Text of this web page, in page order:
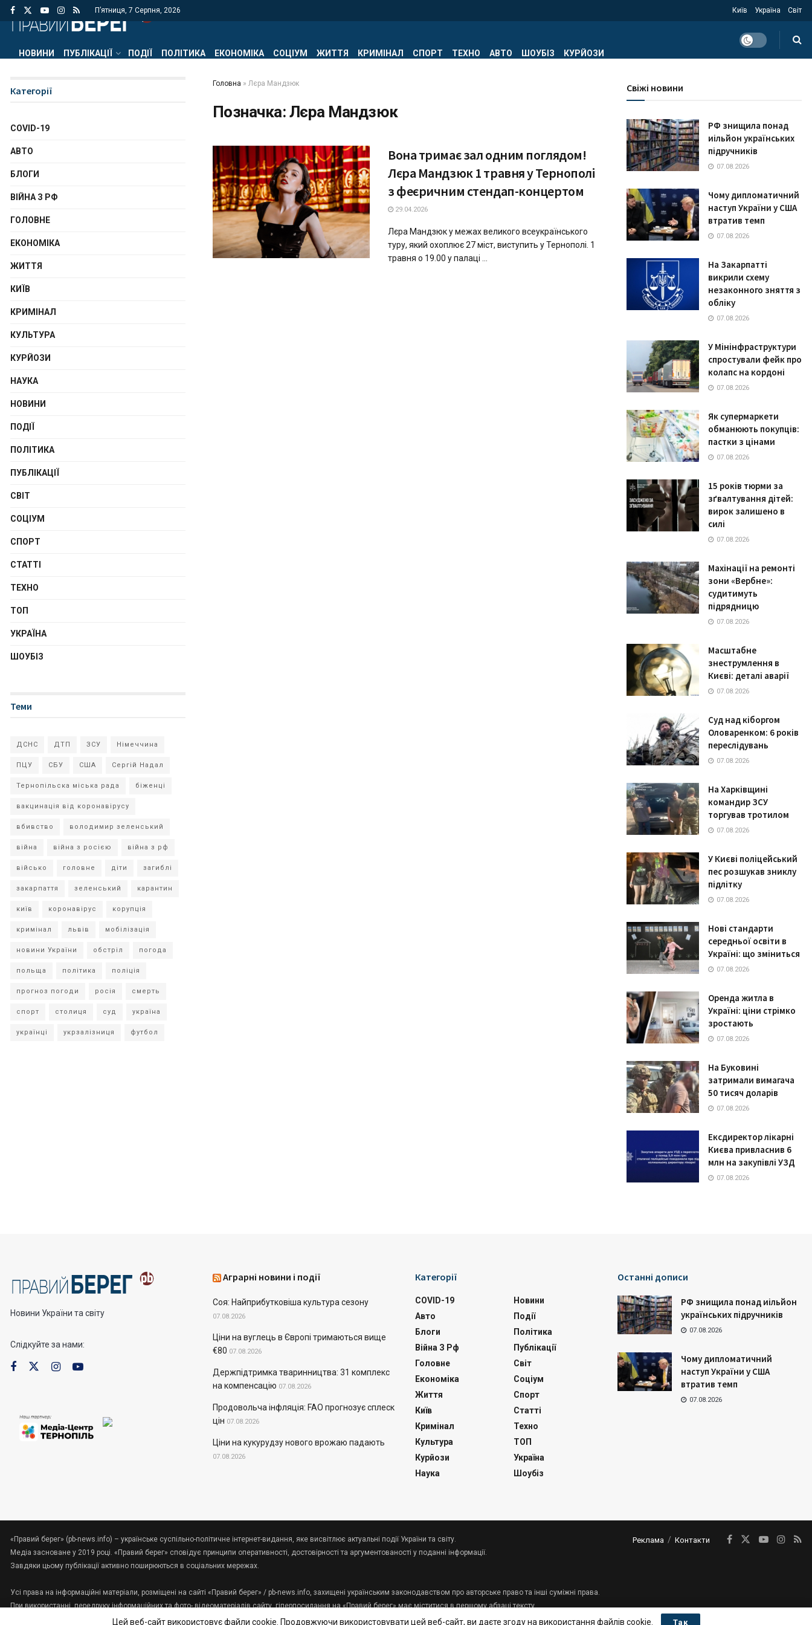
П’ятниця, 7 Серпня, 2026 Київ Україна Світ
НОВИНИ ПУБЛІКАЦІЇ ПОДІЇ ПОЛІТИКА ЕКОНОМІКА СОЦІУМ ЖИТТЯ КРИМІНАЛ СПОРТ ТЕХНО АВТО ШОУБІЗ КУРЙОЗИ
Головна » Лєра Мандзюк
Позначка: Лєра Мандзюк
Вона тримає зал одним поглядом!
Лєра Мандзюк 1 травня у Тернополі
з феєричним стендап-концертом
29.04.2026
Лєра Мандзюк у межах великого всеукраїнського
туру, який охоплює 27 міст, виступить у Тернополі. 1
травня о 19.00 у палаці ...
Категорії
COVID-19
АВТО
БЛОГИ
ВІЙНА З РФ
ГОЛОВНЕ
ЕКОНОМІКА
ЖИТТЯ
КИЇВ
КРИМІНАЛ
КУЛЬТУРА
КУРЙОЗИ
НАУКА
НОВИНИ
ПОДІЇ
ПОЛІТИКА
ПУБЛІКАЦІЇ
СВІТ
СОЦІУМ
СПОРТ
СТАТТІ
ТЕХНО
ТОП
УКРАЇНА
ШОУБІЗ
Теми
ДСНС ДТП ЗСУ Німеччина
ПЦУ СБУ США Сергій Надал
Тернопільска міська рада біженці
вакцинація від коронавірусу
вбивство володимир зеленський
війна війна з росією війна з рф
військо головне діти загиблі
закарпаття зеленський карантин
київ коронавірус корупція
кримінал львів мобілізація
новини України обстріл погода
польща політика поліція
прогноз погоди росія смерть
спорт столиця суд україна
українці укрзалізниця футбол
Свіжі новини
РФ знищила понад
иільйон українських
підручників
07.08.2026
Чому дипломатичний
наступ України у США
втратив темп
07.08.2026
На Закарпатті
викрили схему
незаконного зняття з
обліку
07.08.2026
У Мінінфраструктури
спростували фейк про
колапс на кордоні
07.08.2026
Як супермаркети
обманюють покупців:
пастки з цінами
07.08.2026
15 років тюрми за
зґвалтування дітей:
вирок залишено в
силі
07.08.2026
Махінації на ремонті
зони «Вербне»:
судитимуть
підрядницю
07.08.2026
Масштабне
знеструмлення в
Києві: деталі аварії
07.08.2026
Суд над кіборгом
Оловаренком: 6 років
переслідувань
07.08.2026
На Харківщині
командир ЗСУ
торгував тротилом
07.08.2026
У Києві поліцейський
пес розшукав зниклу
підлітку
07.08.2026
Нові стандарти
середньої освіти в
Україні: що зміниться
07.08.2026
Оренда житла в
Україні: ціни стрімко
зростають
07.08.2026
На Буковині
затримали вимагача
50 тисяч доларів
07.08.2026
Ексдиректор лікарні
Києва привласнив 6
млн на закупівлі УЗД
07.08.2026
Новини України та світу
Слідкуйте за нами:
Аграрні новини і події
Соя: Найприбутковіша культура сезону
07.08.2026
Ціни на вуглець в Європі тримаються вище
€80 07.08.2026
Держпідтримка тваринництва: 31 комплекс
на компенсацію 07.08.2026
Продовольча інфляція: FAO прогнозує сплеск
цін 07.08.2026
Ціни на кукурудзу нового врожаю падають
07.08.2026
Категорії
COVID-19
Авто
Блоги
Війна З Рф
Головне
Економіка
Життя
Київ
Кримінал
Культура
Курйози
Наука
Новини
Події
Політика
Публікації
Світ
Соціум
Спорт
Статті
Техно
ТОП
Україна
Шоубіз
Останні дописи
РФ знищила понад иільйон
українських підручників
07.08.2026
Чому дипломатичний
наступ України у США
втратив темп
07.08.2026
Реклама Контакти
«Правий берег» (pb-news.info) – українське суспільно-політичне інтернет-видання, яке висвітлює актуальні події України та світу.
Медіа засноване у 2019 році. «Правий берег» сповідує принципи оперативності, достовірності та аргументованості у поданні інформації.
Завдяки цьому публікації активно поширюються в соціальних мережах.
Усі права на інформаційні матеріали, розміщені на сайті «Правий берег» / pb-news.info, захищені українським законодавством про авторське право та інші суміжні права.
При використанні, передруку інформаційних та фото-,відеоматеріалів сайту, гіперпосилання на «Правий берег» має міститися в першому абзаці тексту.
tenews.te.ua@gmail.com
Цей веб-сайт використовує файли cookie. Продовжуючи використовувати цей веб-сайт, ви даєте згоду на використання файлів cookie. Так